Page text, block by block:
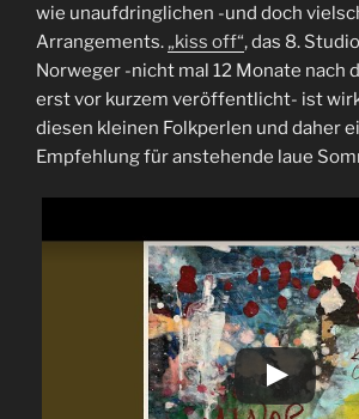
wie unaufdringlichen -und doch
Arrangements. „kiss off“, das 8.
Norweger -nicht mal 12 Monate nach
erst vor kurzem veröffentlicht- ist
diesen kleinen Folkperlen und daher
Empfehlung für anstehende laue